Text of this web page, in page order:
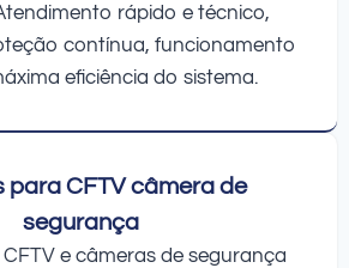
rápido e técnico,
contínua, funcionamento
eficiência do sistema.
para CFTV câmera de
segurança
e câmeras de segurança